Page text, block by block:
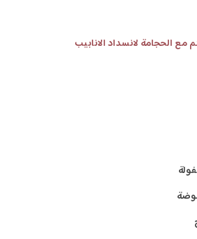
مع الحجامة لانسداد الانابيب